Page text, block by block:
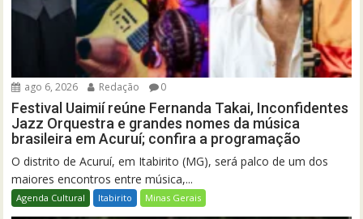
ago 6, 2026 Redação 0
Festival Uaimií reúne Fernanda Takai, Inconfidentes
Jazz Orquestra e grandes nomes da música
brasileira em Acuruí; confira a programação
O distrito de Acuruí, em Itabirito (MG), será palco de um dos
maiores encontros entre música,...
Agenda Cultural Itabirito Minas Gerais